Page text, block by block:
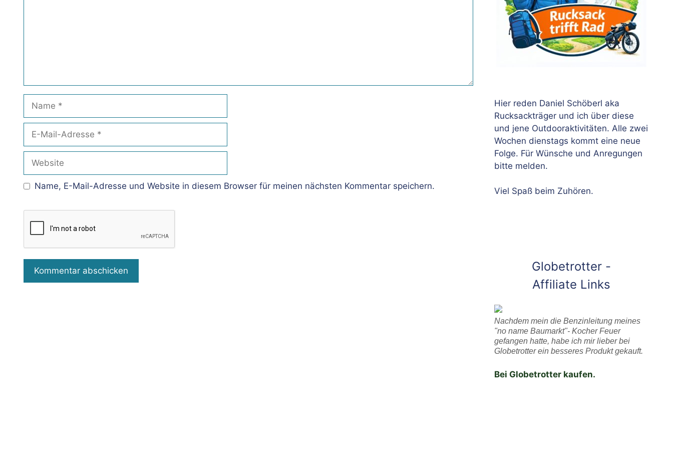
Mail-
Adresse
Name, E-Mail-Adresse und Website in diesem Browser für meinen nächsten Kommentar speichern.
Hier reden Daniel Schöberl aka
Rucksackträger und ich über diese
und jene Outdooraktivitäten. Alle zwei
Wochen dienstags kommt eine neue
Folge. Für Wünsche und Anregungen
bitte melden.
Viel Spaß beim Zuhören.
Globetrotter -
Affiliate Links
Nachdem mein die Benzinleitung meines
"no name Baumarkt"- Kocher Feuer
gefangen hatte, habe ich mir lieber bei
Globetrotter ein besseres Produkt gekauft.
Bei Globetrotter kaufen.